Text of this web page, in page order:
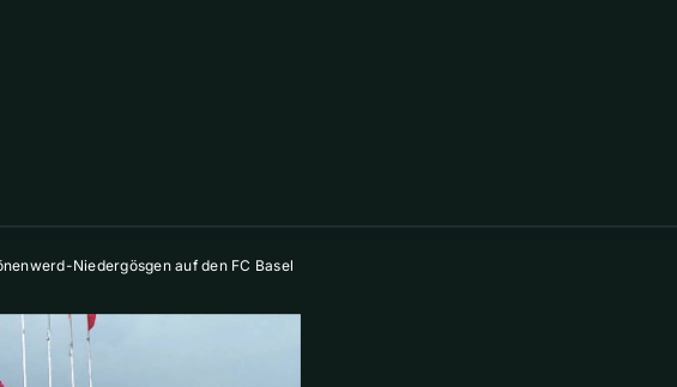
Niedergösgen auf den FC Basel